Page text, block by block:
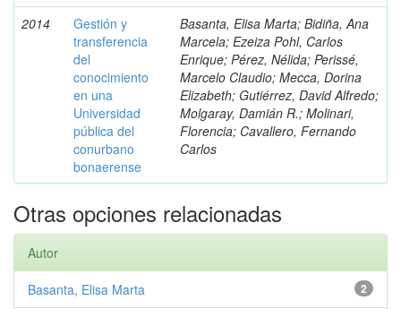
2014
Gestión y
transferencia
del
conocimiento
en una
Universidad
pública del
conurbano
bonaerense
Basanta, Elisa Marta; Bidiña, Ana
Marcela; Ezeiza Pohl, Carlos
Enrique; Pérez, Nélida; Perissé,
Marcelo Claudio; Mecca, Dorina
Elizabeth; Gutiérrez, David Alfredo;
Molgaray, Damián R.; Molinari,
Florencia; Cavallero, Fernando
Carlos
Otras opciones relacionadas
Autor
2
Basanta, Elisa Marta